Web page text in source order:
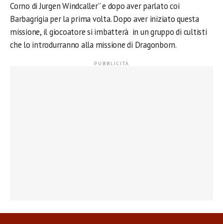
Corno di Jurgen Windcaller” e dopo aver parlato coi
Barbagrigia per la prima volta. Dopo aver iniziato questa
missione, il giocoatore si imbatterà in un gruppo di cultisti
che lo introdurranno alla missione di Dragonborn.